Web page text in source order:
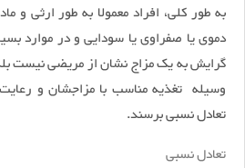
به طور کلی، افراد معمولا به طور ارثی و
دموی یا صفراوی یا سودایی و در موارد
گرایش به یک مزاج نشان از مریضی نیست
وسیله تغذیه مناسب با مزاجشان و
تعادل نسبی برسند.
تعادل نسبی